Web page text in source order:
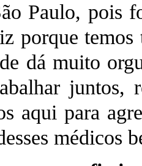
Paulo, pois
porque
dá muito
juntos,
aqui para
médicos